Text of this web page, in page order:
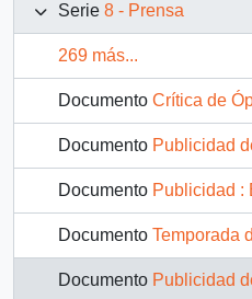
Serie 8 - Prensa
269 más...
Documento Crítica de Ópera
Documento Publicidad de Concierto : Temporada
Documento Publicidad : Escuela
Documento Temporada de
Documento Publicidad de